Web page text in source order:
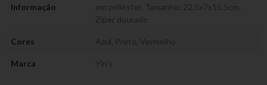
Informação
em poliéster Tamanho: 22,5x7x15,5cm
Zíper dourado
Cores Azul Preto Vermelho
Marca Yin's